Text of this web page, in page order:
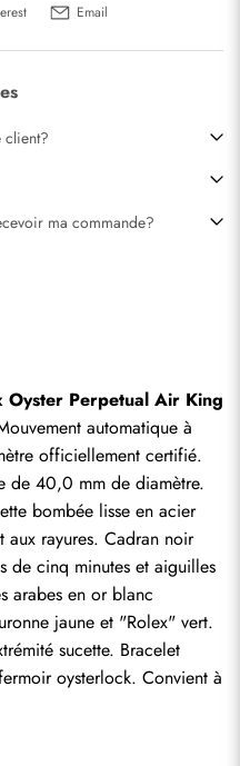
Email
client?
ma commande?
Oyster Perpetual Air King
automatique à
officiellement certifié.
de 40,0 mm de diamètre.
bombée lisse en acier
aux rayures. Cadran noir
de cinq minutes et aiguilles
arabes en or blanc
jaune et "Rolex" vert.
sucette. Bracelet
oysterlock. Convient à